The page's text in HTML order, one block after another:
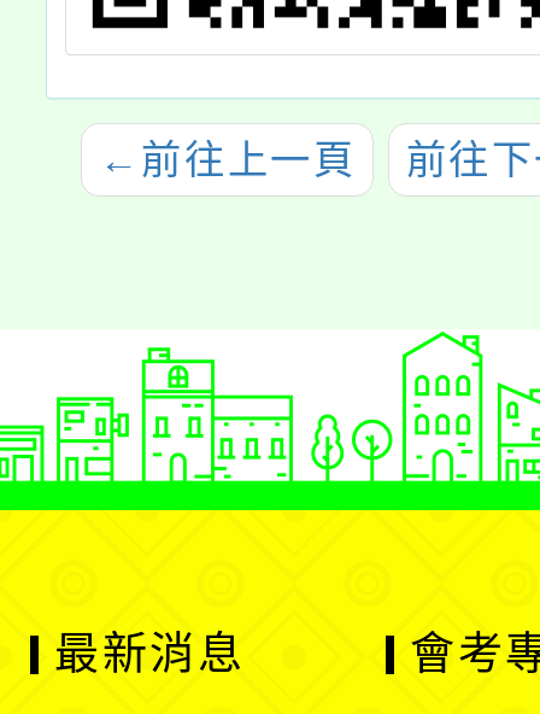
← 前往上一頁 前往
最新消息 會考